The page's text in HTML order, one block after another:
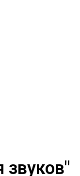
звуков"